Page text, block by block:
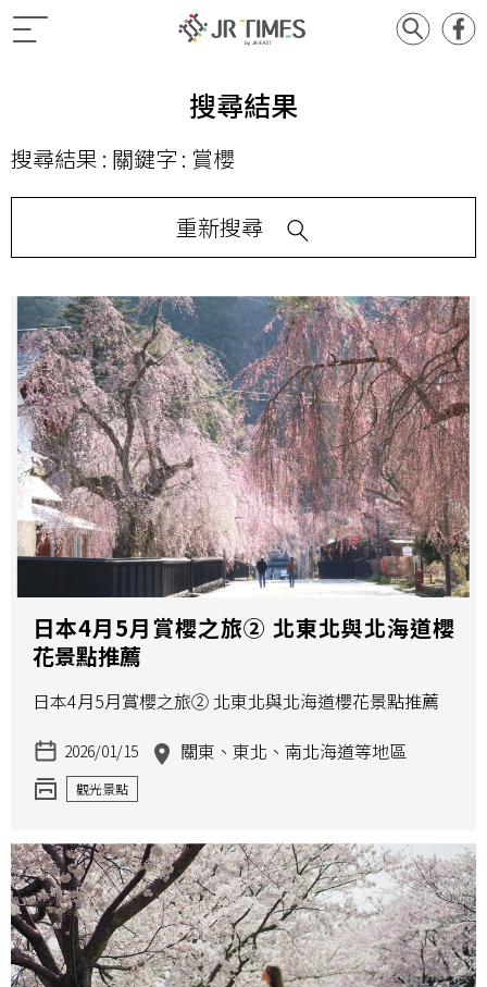
搜尋結果
搜尋結果 : 關鍵字 : 賞櫻
重新搜尋
日本4月5月賞櫻之旅② 北東北與北海道櫻
花景點推薦
日本4月5月賞櫻之旅② 北東北與北海道櫻花景點推薦
2026/01/15 關東、東北、南北海道等地區
觀光景點